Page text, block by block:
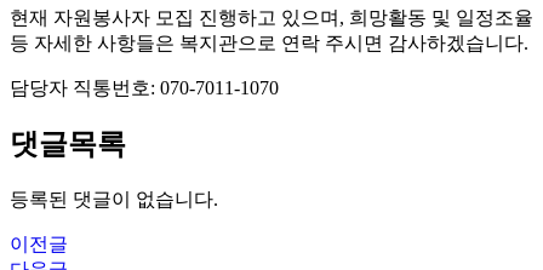
현재 자원봉사자 모집 진행하고 있으며, 희망활동 및 일정조율
등 자세한 사항들은 복지관으로 연락 주시면 감사하겠습니다.
담당자 직통번호: 070-7011-1070
댓글목록
등록된 댓글이 없습니다.
이전글